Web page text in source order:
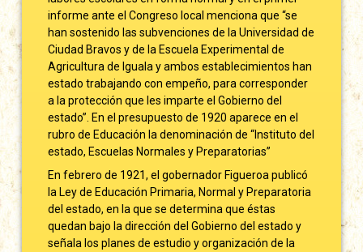
informe ante el Congreso local menciona que “se
han sostenido las subvenciones de la Universidad de
Ciudad Bravos y de la Escuela Experimental de
Agricultura de Iguala y ambos establecimientos han
estado trabajando con empeño, para corresponder
a la protección que les imparte el Gobierno del
estado”. En el presupuesto de 1920 aparece en el
rubro de Educación la denominación de “Instituto del
estado, Escuelas Normales y Preparatorias”
En febrero de 1921, el gobernador Figueroa publicó
la Ley de Educación Primaria, Normal y Preparatoria
del estado, en la que se determina que éstas
quedan bajo la dirección del Gobierno del estado y
señala los planes de estudio y organización de la